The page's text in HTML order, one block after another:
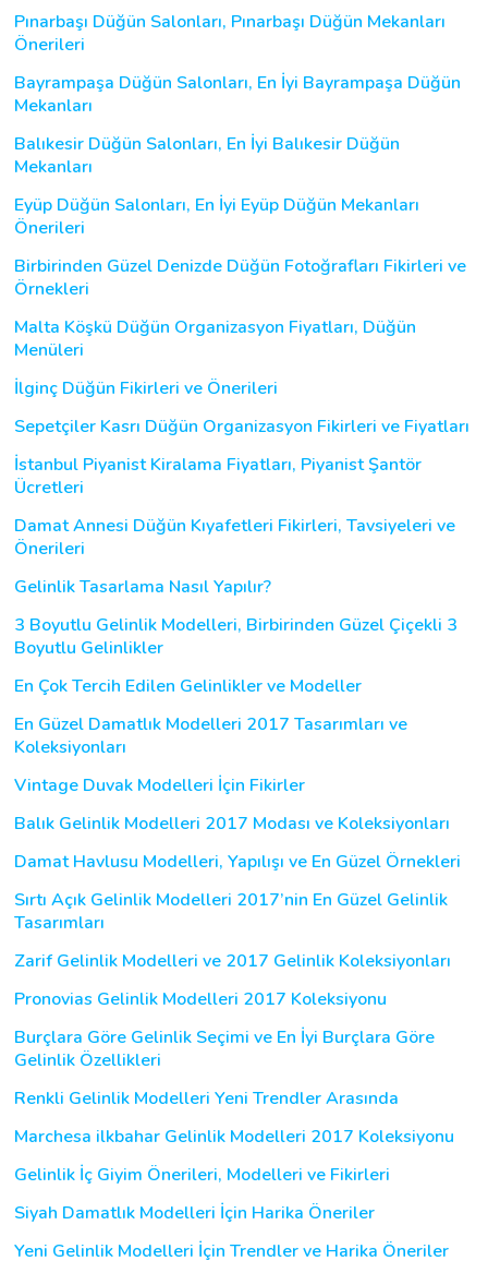
Pınarbaşı Düğün Salonları, Pınarbaşı Düğün Mekanları
Önerileri
Bayrampaşa Düğün Salonları, En İyi Bayrampaşa Düğün
Mekanları
Balıkesir Düğün Salonları, En İyi Balıkesir Düğün
Mekanları
Eyüp Düğün Salonları, En İyi Eyüp Düğün Mekanları
Önerileri
Birbirinden Güzel Denizde Düğün Fotoğrafları Fikirleri ve
Örnekleri
Malta Köşkü Düğün Organizasyon Fiyatları, Düğün
Menüleri
İlginç Düğün Fikirleri ve Önerileri
Sepetçiler Kasrı Düğün Organizasyon Fikirleri ve Fiyatları
İstanbul Piyanist Kiralama Fiyatları, Piyanist Şantör
Ücretleri
Damat Annesi Düğün Kıyafetleri Fikirleri, Tavsiyeleri ve
Önerileri
Gelinlik Tasarlama Nasıl Yapılır?
3 Boyutlu Gelinlik Modelleri, Birbirinden Güzel Çiçekli 3
Boyutlu Gelinlikler
En Çok Tercih Edilen Gelinlikler ve Modeller
En Güzel Damatlık Modelleri 2017 Tasarımları ve
Koleksiyonları
Vintage Duvak Modelleri İçin Fikirler
Balık Gelinlik Modelleri 2017 Modası ve Koleksiyonları
Damat Havlusu Modelleri, Yapılışı ve En Güzel Örnekleri
Sırtı Açık Gelinlik Modelleri 2017’nin En Güzel Gelinlik
Tasarımları
Zarif Gelinlik Modelleri ve 2017 Gelinlik Koleksiyonları
Pronovias Gelinlik Modelleri 2017 Koleksiyonu
Burçlara Göre Gelinlik Seçimi ve En İyi Burçlara Göre
Gelinlik Özellikleri
Renkli Gelinlik Modelleri Yeni Trendler Arasında
Marchesa ilkbahar Gelinlik Modelleri 2017 Koleksiyonu
Gelinlik İç Giyim Önerileri, Modelleri ve Fikirleri
Siyah Damatlık Modelleri İçin Harika Öneriler
Yeni Gelinlik Modelleri İçin Trendler ve Harika Öneriler